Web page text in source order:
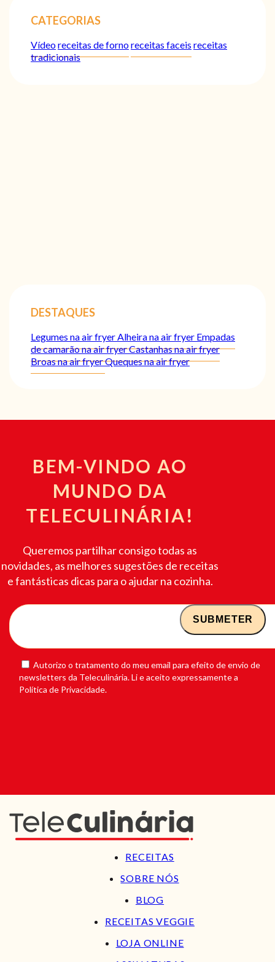
CATEGORIAS
Vídeoreceitas de fornoreceitas faceis receitas
tradicionais
DESTAQUES
Legumes na air fryer Alheira na air fryer Empadas
de camarão na air fryerCastanhas na air fryer
Broas na air fryerQueques na air fryer
BEM-VINDO AO
MUNDO DA
TELECULINÁRIA!
Queremos partilhar consigo todas as
novidades, as melhores sugestões de receitas
e fantásticas dicas para o ajudar na cozinha.
Autorizo o tratamento do meu email para efeito de envio de
newsletters da Teleculinária. Li e aceito expressamente a
Política de Privacidade.
RECEITAS
SOBRE NÓS
BLOG
RECEITAS VEGGIE
LOJA ONLINE